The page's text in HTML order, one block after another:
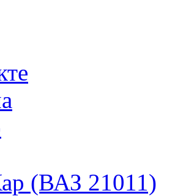
(ВАЗ 21011)